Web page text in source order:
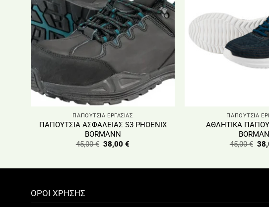
ΠΑΠΟΥΤΣΙΑ ΕΡΓΑΣΙΑΣ
ΠΑΠΟΥΤΣΙΑ ΑΣΦΑΛΕΙΑΣ S3 PHOENIX
BORMANN
45,00€ Original
price
38,00€
ΠΑΠΟΥΤΣΙΑ
ΑΘΛΗΤΙΚΑ
45,00€
price
ΟΡΟΙ ΧΡΗΣΗΣ